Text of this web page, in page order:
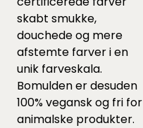
skabt smukke,
douchede og mere
afstemte farver i en
unik farveskala.
Bomulden er desuden
100% vegansk og fri for
animalske produkter.